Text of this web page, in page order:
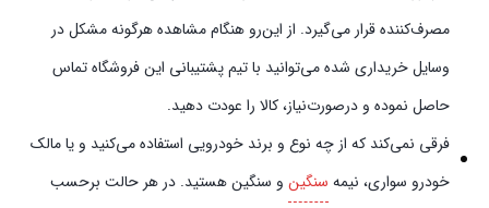
مصرف‌کننده قرار می‌گیرد. از این‌رو هنگام مشاهده هرگونه مشکل در
وسایل خریداری شده می‌توانید با تیم پشتیبانی این فروشگاه تماس
حاصل نموده و در‌صورت‌نیاز، کالا را عودت دهید.
فرقی نمی‌کند که از چه نوع و برند خودرویی استفاده می‌کنید و یا مالک
خودرو سواری، نیمه سنگین و سنگین هستید. در هر حالت برحسب